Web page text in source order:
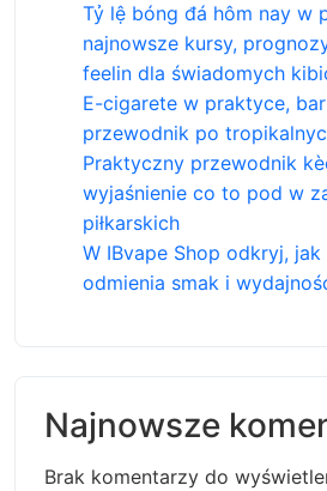
Tỷ lệ bóng đá hôm nay w
najnowsze kursy,
feelin dla świadomych
E-cigarete w praktyce,
przewodnik po
Praktyczny przewodnik
wyjaśnienie co to pod w
piłkarskich
W IBvape Shop odkryj,
odmienia smak i
Najnowsze
Brak komentarzy do